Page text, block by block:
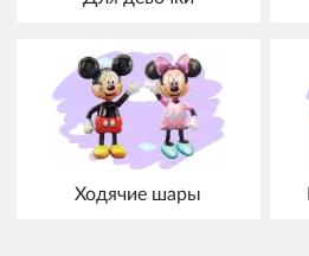
Ходячие шары